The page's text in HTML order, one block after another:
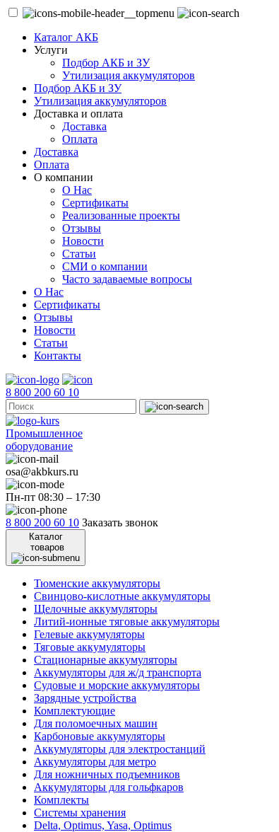
Каталог АКБ
Услуги
Подбор АКБ и ЗУ
Утилизация аккумуляторов
Подбор АКБ и ЗУ
Утилизация аккумуляторов
Доставка и оплата
Доставка
Оплата
Доставка
Оплата
О компании
О Нас
Сертификаты
Реализованные проекты
Отзывы
Новости
Статьи
СМИ о компании
Часто задаваемые вопросы
О Нас
Сертификаты
Отзывы
Новости
Статьи
Контакты
8 800 200 60 10
Промышленное
оборудование
osa@akbkurs.ru
Пн-пт 08:30 – 17:30
8 800 200 60 10 Заказать звонок
Каталог
товаров
Тюменские аккумуляторы
Свинцово-кислотные аккумуляторы
Щелочные аккумуляторы
Литий-ионные тяговые аккумуляторы
Гелевые аккумуляторы
Тяговые аккумуляторы
Стационарные аккумуляторы
Аккумуляторы для ж/д транспорта
Судовые и морские аккумуляторы
Зарядные устройства
Комплектующие
Для поломоечных машин
Карбоновые аккумуляторы
Аккумуляторы для электростанций
Аккумуляторы для метро
Для ножничных подъемников
Аккумуляторы для гольфкаров
Комплекты
Системы хранения
Delta, Optimus, Yasa, Optimus